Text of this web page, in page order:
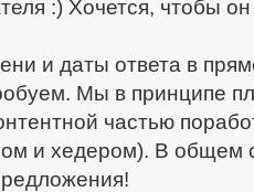
:) Хочется, чтобы
и даты ответа в
Мы в принципе
частью
и хедером). В общем